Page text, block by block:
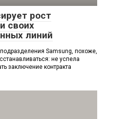
рост
своих
линий
Samsung, похоже,
не успела
заключение контракта